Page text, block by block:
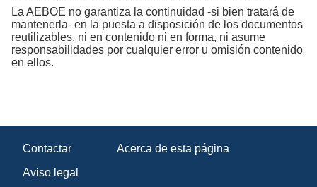
La AEBOE no garantiza la continuidad -si bien tratará de
mantenerla- en la puesta a disposición de los documentos
reutilizables, ni en contenido ni en forma, ni asume
responsabilidades por cualquier error u omisión contenido
en ellos.
Contactar
Acerca de esta página
Aviso legal